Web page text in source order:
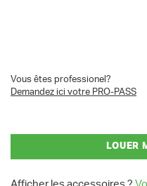
Vous êtes professionel?
Demandez ici votre PRO-PASS
LOUER